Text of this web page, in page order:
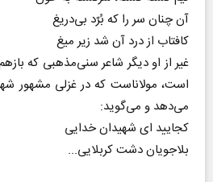
آن‌ چنان‌ سر را که‌ بُرّد بی‌دریغ‌
کافتاب‌ از درد آن‌ شد زیر میغ‌
غیر از او دیگر شاعر سنی‌مذهبی که
است، مولاناست که در غزلی مشهور
می‌دهد و می‌گوید:
کجایید ‌ای شهیدان خدایی
بلاجویان دشت کربلایی...